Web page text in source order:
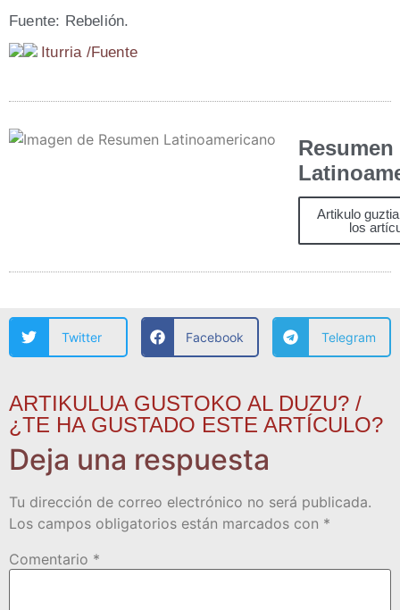
Fuen­te: Rebelión.
Itu­rria /​Fuen­te
Resumen
Artikulo
los
Twitter Facebook Telegram
ARTIKULUA GUSTOKO AL DUZU? /
¿TE HA GUSTADO ESTE ARTÍCULO?
Deja una respuesta
Tu dirección de correo electrónico no será publicada.
Los campos obligatorios están marcados con *
Comentario *